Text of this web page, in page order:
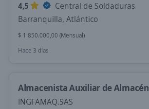
4,5
Central de Soldaduras
Barranquilla, Atlántico
$ 1.850.000,00 (Mensual)
Hace 3 días
Almacenista Auxiliar de Almacén
INGFAMAQ.SAS